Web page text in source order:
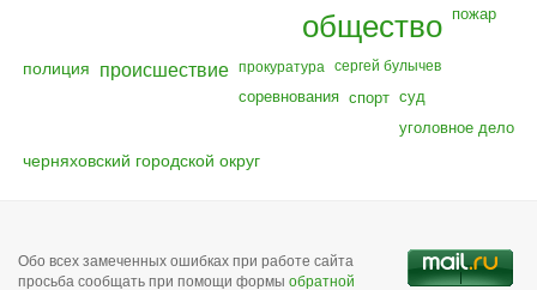
общество пожар
полиция происшествие прокуратура сергей булычев
соревнования спорт суд
уголовное дело
черняховский городской округ
Обо всех замеченных ошибках при работе сайта
просьба сообщать при помощи формы обратной